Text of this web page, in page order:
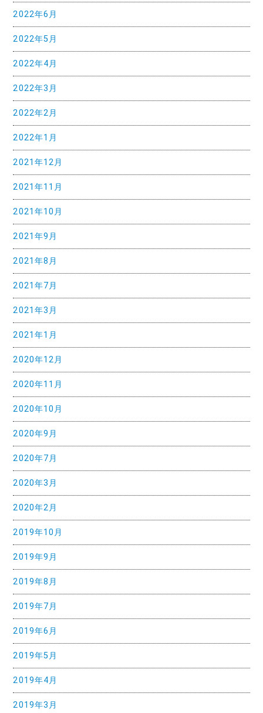
2022年6月
2022年5月
2022年4月
2022年3月
2022年2月
2022年1月
2021年12月
2021年11月
2021年10月
2021年9月
2021年8月
2021年7月
2021年3月
2021年1月
2020年12月
2020年11月
2020年10月
2020年9月
2020年7月
2020年3月
2020年2月
2019年10月
2019年9月
2019年8月
2019年7月
2019年6月
2019年5月
2019年4月
2019年3月